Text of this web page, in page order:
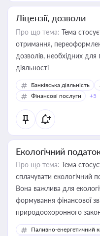
Ліцензії, дозволи
Про що тема: Тема
отримання,
дозволів, необхідних
діяльності
Банківська діяльність
Фінансові послуги
+5
Екологічний
Про що тема: Тема
сплачувати екологічний
Вона важлива для
формування фінансової
природоохоронного
Паливно-енергетичний